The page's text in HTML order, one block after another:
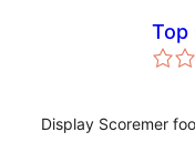
Top
Display Scoremer